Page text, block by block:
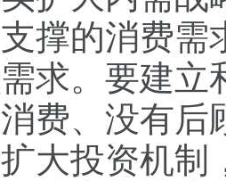
撑的消费需
求。要建立
费、没有后
大投资机